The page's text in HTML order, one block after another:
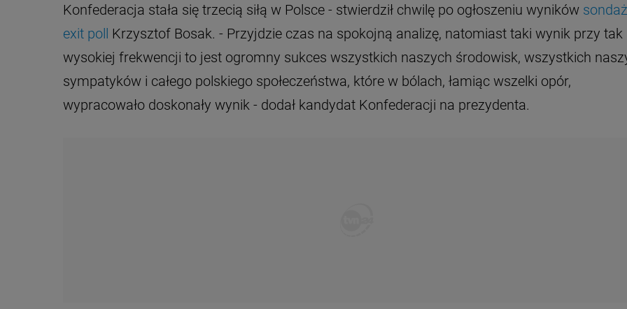
Konfederacja stała się trzecią siłą w Polsce - stwierdził chwilę po ogłoszeniu wyników
exit poll Krzysztof Bosak. - Przyjdzie czas na spokojną analizę, natomiast taki wynik przy tak
wysokiej frekwencji to jest ogromny sukces wszystkich naszych środowisk, wszystkich
sympatyków i całego polskiego społeczeństwa, które w bólach, łamiąc wszelki opór,
wypracowało doskonały wynik - dodał kandydat Konfederacji na prezydenta.